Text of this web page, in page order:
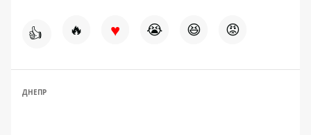
👍 🔥 ♥ 😭 😆 😡
ДНЕПР